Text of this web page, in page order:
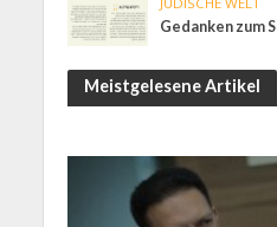
Gedanken zum
Meistgelesene Artikel